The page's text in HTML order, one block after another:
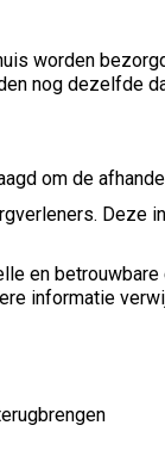
worden
nog dezelfde
om de
Deze
en
informatie